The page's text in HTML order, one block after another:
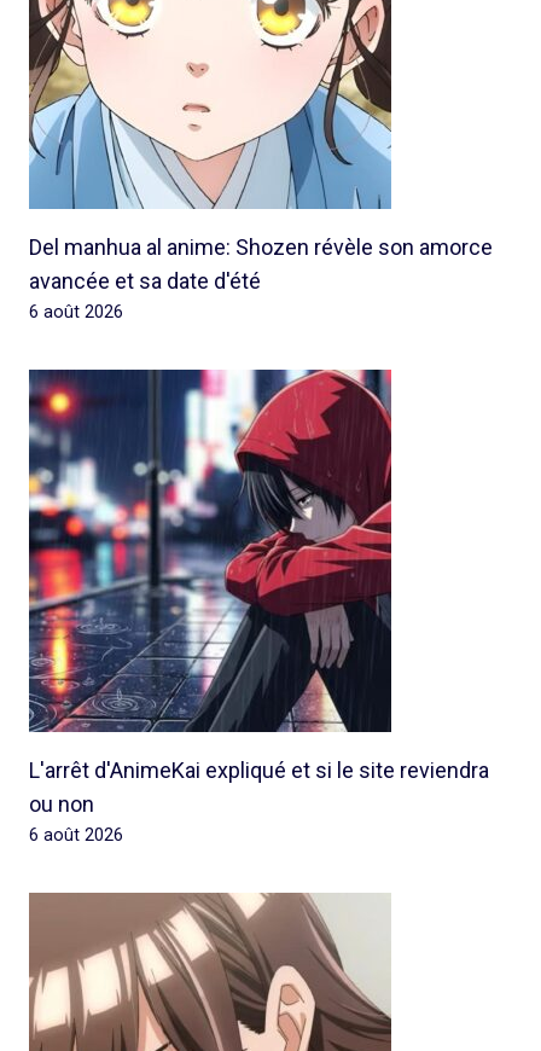
Del manhua al anime: Shozen révèle son amorce
avancée et sa date d'été
6 août 2026
L'arrêt d'AnimeKai expliqué et si le site reviendra
ou non
6 août 2026